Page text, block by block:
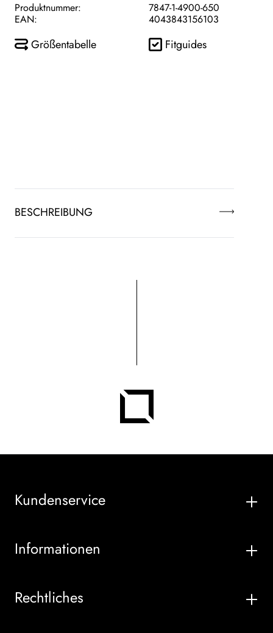
Produktnummer:
7847-1-4900-650
EAN:
4043843156103
Größentabelle Fitguides
BESCHREIBUNG
Kundenservice
Informationen
Rechtliches